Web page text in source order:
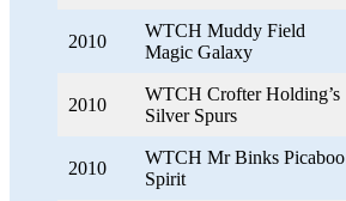
2010
WTCH Muddy Field
Magic Galaxy
2010
WTCH Crofter Holding’s
Silver Spurs
2010
WTCH Mr Binks Picaboo
Spirit